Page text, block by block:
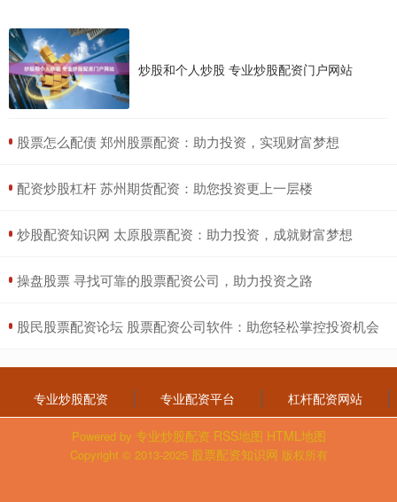
炒股和个人炒股 专业炒股配资门户网站
​股票怎么配债 郑州股票配资：助力投资，实现财富梦想
​配资炒股杠杆 苏州期货配资：助您投资更上一层楼
​炒股配资知识网 太原股票配资：助力投资，成就财富梦想
​操盘股票 寻找可靠的股票配资公司，助力投资之路
​股民股票配资论坛 股票配资公司软件：助您轻松掌控投资机会
专业炒股配资 专业配资平台 杠杆配资网站
Powered by 专业炒股配资 RSS地图 HTML地图
Copyright © 2013-2025 股票配资知识网 版权所有